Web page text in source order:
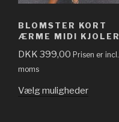
BLOMSTER KORT
ÆRME MIDI KJOLER
DKK 399,00 Prisen er incl.
moms
Vælg muligheder